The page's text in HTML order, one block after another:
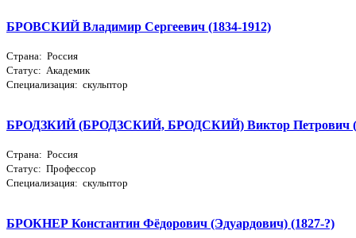
БРОВСКИЙ Владимир Сергеевич (1834-1912)
Страна: Россия
Статус: Академик
Специализация: скульптор
БРОДЗКИЙ (БРОДЗСКИЙ, БРОДСКИЙ) Виктор Петрович
Страна: Россия
Статус: Профессор
Специализация: скульптор
БРОКНЕР Константин Фёдорович (Эдуардович) (1827-?)